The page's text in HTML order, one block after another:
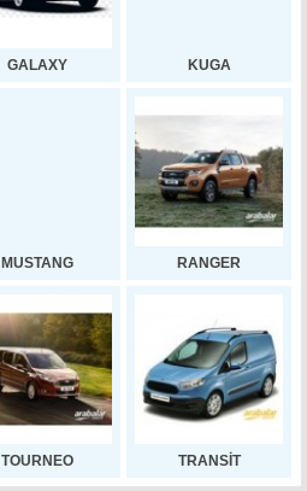
GALAXY KUGA
MUSTANG RANGER
TOURNEO TRANSİT